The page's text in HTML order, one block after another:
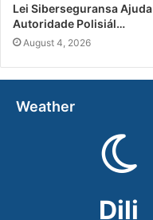
Lei Siberseguransa Ajuda
Autoridade Polisiál…
August 4, 2026
Weather
Dili